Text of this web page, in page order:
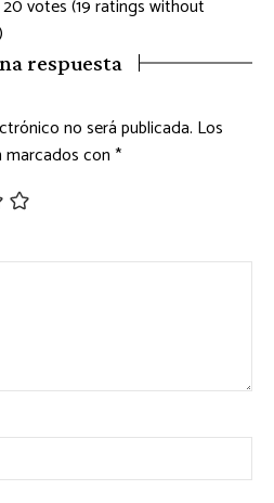
votes (19 ratings without
)
respuesta
no será publicada. Los
con*